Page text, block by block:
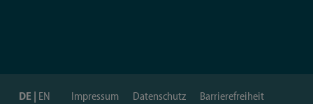
DE EN Impressum Datenschutz Barrierefreiheit